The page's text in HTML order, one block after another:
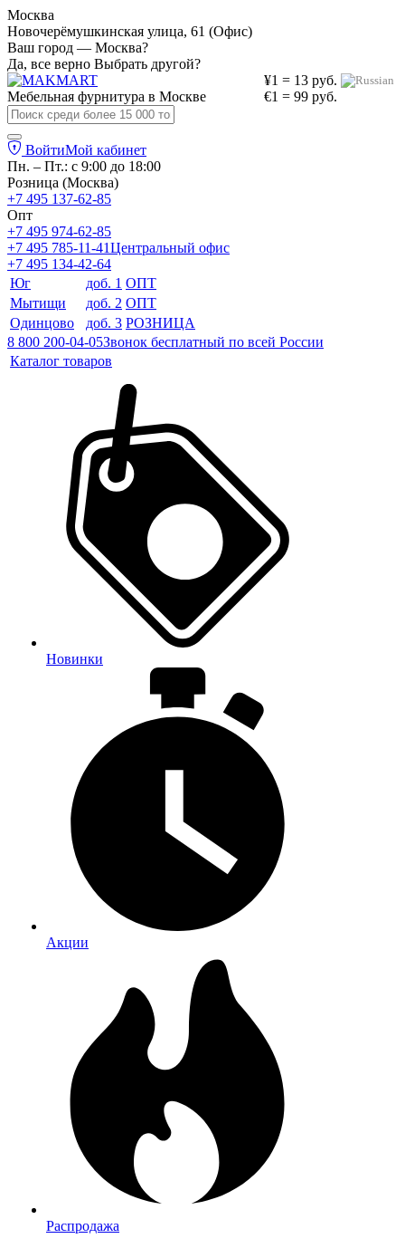
Москва
Новочерёмушкинская улица, 61 (Офис)
Ваш город — Москва?
Да, все верно Выбрать другой?
¥1 = 13 руб.
€1 = 99 руб.
Мебельная фурнитура в Москве
ВойтиМой кабинет
Пн. – Пт.: с 9:00 до 18:00
Розница (Москва)
+7 495 137-62-85
Опт
+7 495 974-62-85
+7 495 785-11-41Центральный офис
+7 495 134-42-64
Юг
доб. 1 ОПТ
Мытищи
доб. 2 ОПТ
Одинцово
доб. 3 РОЗНИЦА
8 800 200-04-05Звонок бесплатный по всей России
Каталог товаров
Новинки
Акции
Распродажа